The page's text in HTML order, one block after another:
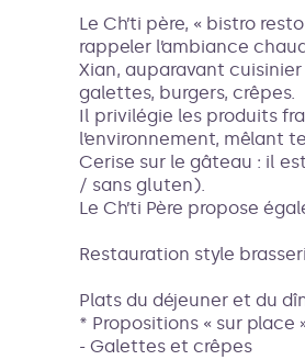
Le Ch’ti père, « bistro
rappeler l’ambiance
Xian, auparavant
galettes, burgers, crêpes.
Il privilégie les produits
l’environnement, mêlant
Cerise sur le gâteau : il
/ sans gluten).
Le Ch’ti Père propose
Restauration style
Plats du déjeuner et du
* Propositions « sur place
- Galettes et crêpes